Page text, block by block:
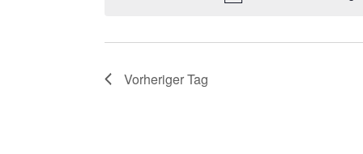
Vorheriger Tag